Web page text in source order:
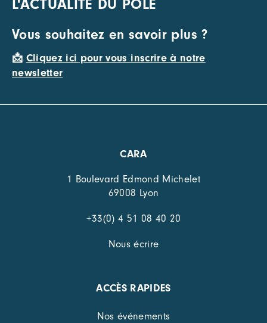
L'ACTUALITÉ DU PÔLE
Vous souhaitez en savoir plus ?
📩 Cliquez ici pour vous inscrire à notre
newsletter
CARA
1 Boulevard Edmond Michelet
69008 Lyon
+33(0) 4 51 08 40 20
Nous écrire
ACCÈS RAPIDES
Nos événements